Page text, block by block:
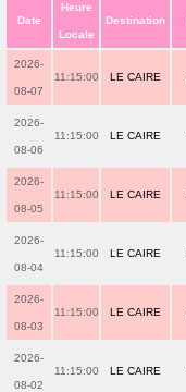
Date
Heure
Locale
Destination
2026-
08-07
11:15:00 LE CAIRE
2026-
08-06
11:15:00 LE CAIRE
2026-
08-05
11:15:00 LE CAIRE
2026-
08-04
11:15:00 LE CAIRE
2026-
08-03
11:15:00 LE CAIRE
2026-
08-02
11:15:00 LE CAIRE